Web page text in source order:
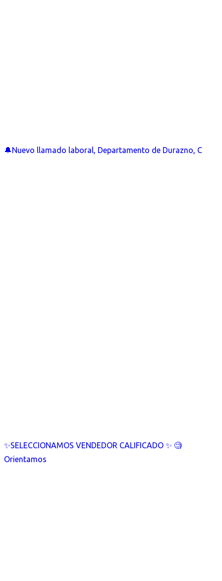
🔔Nuevo llamado laboral, Departamento de Durazno, C
✨SELECCIONAMOS VENDEDOR CALIFICADO ✨ 🧐
Orientamos